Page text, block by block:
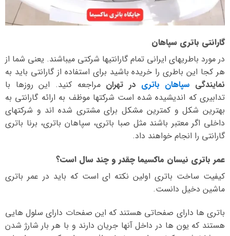
گارانتی باتری سپاهان
در مورد باطریهای ایرانی تمام گارانتیها شرکتی میباشند. یعنی شما از
هر کجا این باطری را خریده باشید برای استفاده از گارانتی باید به
نمایندگی سپاهان باتری در تهران مراجعه کنید. این روزها با
تدابیری که اندیشیده شده است شرکتها موظف به ارائه گارانتی به
بهترین شکل و کمترین مشکل برای مشتری شده اند و شرکتهای
داخلی اگر معتبر باشند مثل صبا باتری، سپاهان باتری، برنا باتری
گارانتی را انجام خواهند داد.
عمر باتری نیسان ماکسیما چقدر و چند سال است؟
کیفیت ساخت باتری اولین نکته ای است که باید در عمر باتری
ماشین دخیل دانست.
باتری ها دارای صفحاتی هستند که این صفحات دارای سلول هایی
هستند که یون ها در داخل آنها جریان دارند و با هر بار شارژ شدن